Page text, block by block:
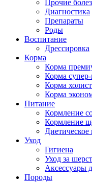
Прочие
Диагностика
Препараты
Роды
Воспитание
Дрессировка
Корма
Корма
Корма
Корма
Корма
Питание
Кормление
Кормление
Диетическое
Уход
Гигиена
Уход за
Аксессуары
Породы